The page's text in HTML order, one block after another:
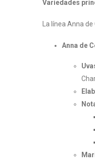
Variedades
La línea Anna
Anna de